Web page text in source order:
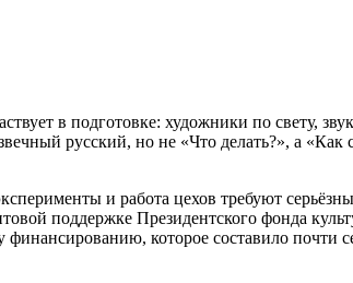
в подготовке: художники по свету,
русский, но не «Что делать?», а «Как
и работа цехов требуют
поддержке Президентского фонда
которое составило почти